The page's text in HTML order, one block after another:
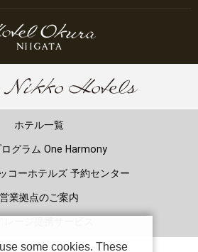
ホテル一覧
グラム One Harmony
コーホテルズ 予約センター
営業拠点のご案内
some cookies. These